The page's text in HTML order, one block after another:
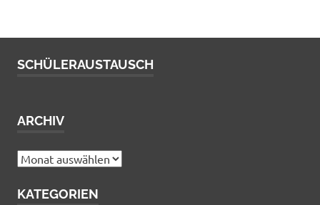
SCHÜLERAUSTAUSCH
ARCHIV
Archiv
KATEGORIEN